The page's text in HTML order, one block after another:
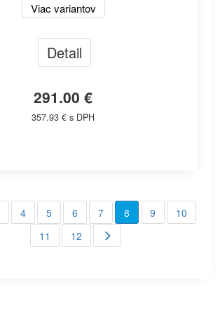
Viac variantov
Detail
291.00 €
357.93 € s DPH
4 5 6 7 8 9
10
11
12